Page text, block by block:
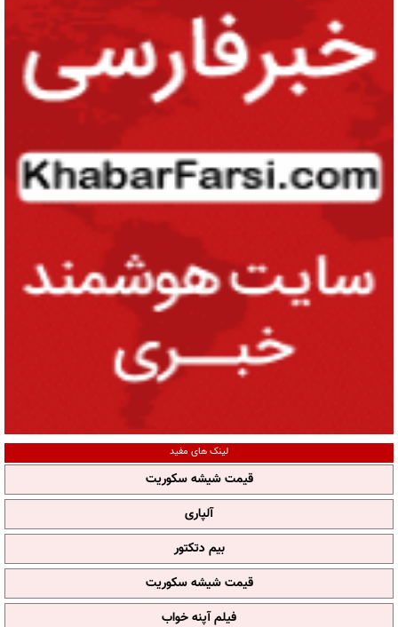
لینک های مفید
قیمت شیشه سکوریت
آلپاری
بیم دتکتور
قیمت شیشه سکوریت
فیلم آپنه خواب